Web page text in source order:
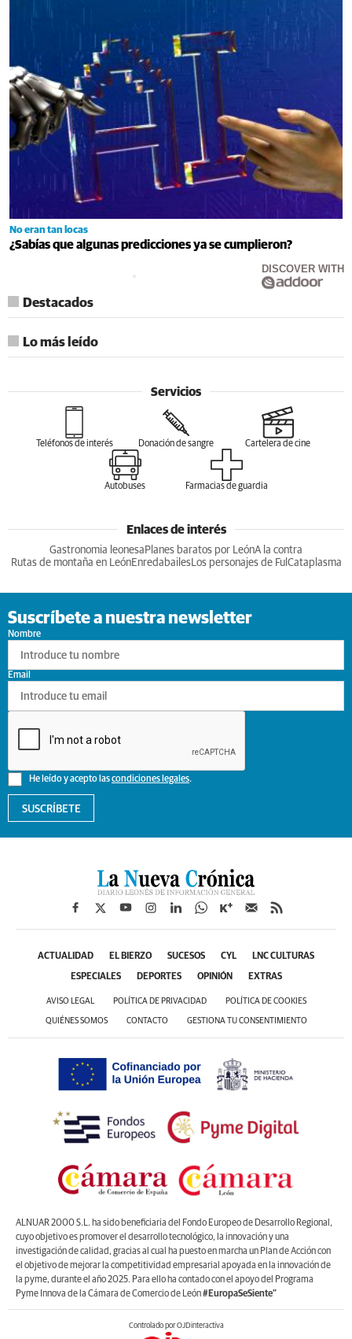
No eran tan locas
¿Sabías que algunas predicciones ya se cumplieron?
DISCOVER WITH
Destacados
Lo más leído
Servicios
Teléfonos de interés Donación de sangre Cartelera de cine
Autobuses Farmacias de guardia
Enlaces de interés
Gastronomia leonesa Planes baratos por LeónA la contra
Rutas de montaña en LeónEnredabailesLos personajes de Ful Cataplasma
Suscríbete a nuestra newsletter
Nombre
He leído y acepto lascondiciones legales.
Email
SUSCRÍBETE
ACTUALIDAD EL BIERZO SUCESOS CYL LNC CULTURAS
ESPECIALES DEPORTES OPINIÓN EXTRAS
AVISO LEGAL POLÍTICA DE PRIVACIDAD POLÍTICA DE COOKIES
QUIÉNES SOMOS CONTACTO GESTIONA TU CONSENTIMIENTO
ALNUAR 2000 S.L. ha sido beneficiaria del Fondo Europeo de Desarrollo Regional,
cuyo objetivo es promover el desarrollo tecnológico, la innovación y una
investigación de calidad, gracias al cual ha puesto en marcha un Plan de Acción con
el objetivo de mejorar la competitividad empresarial apoyada en la innovación de
la pyme, durante el año 2025. Para ello ha contado con el apoyo del Programa
Pyme Innova de la Cámara de Comercio de León#EuropaSeSiente”
Controlado por OJDinteractiva